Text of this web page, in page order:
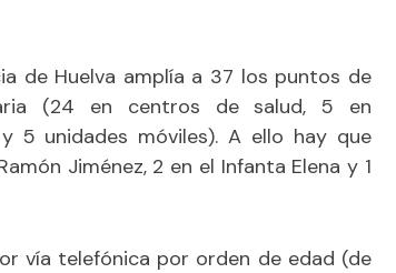
de Huelva amplía a 37 los puntos de
(24 en centros de salud, 5 en
5 unidades móviles). A ello hay que
Jiménez, 2 en el Infanta Elena y 1
vía telefónica por orden de edad (de